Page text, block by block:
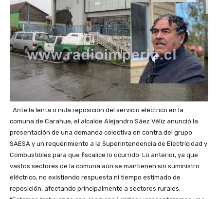
Ante la lenta o nula reposición del servicio eléctrico en la
comuna de Carahue, el alcalde Alejandro Sáez Véliz anunció la
presentación de una demanda colectiva en contra del grupo
SAESA y un requerimiento a la Superintendencia de Electricidad y
Combustibles para que fiscalice lo ocurrido. Lo anterior, ya que
vastos sectores de la comuna aún se mantienen sin suministro
eléctrico, no existiendo respuesta ni tiempo estimado de
reposición, afectando principalmente a sectores rurales.